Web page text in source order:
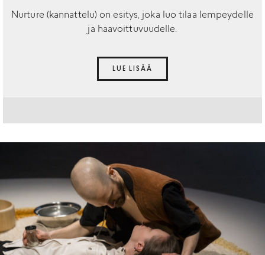
Nurture (kannattelu) on esitys, joka luo tilaa lempeydelle
ja haavoittuvuudelle.
LUE LISÄÄ